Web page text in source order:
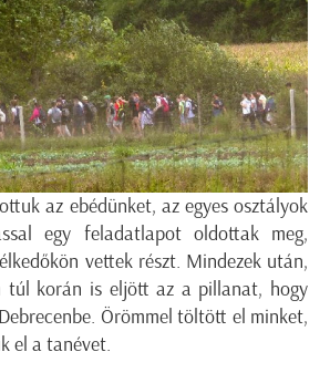
az ebédünket, az egyes osztályok
egy feladatlapot oldottak meg,
vettek részt. Mindezek után,
túl korán is eljött az a pillanat, hogy
Örömmel töltött el minket,
el a tanévet.